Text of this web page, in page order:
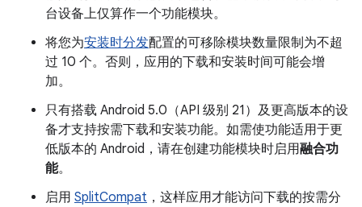
台设备上仅算作一个功能模块。
将您为安装时分发配置的可移除模块数量限制为不超
过 10 个。否则，应用的下载和安装时间可能会增
加。
只有搭载 Android 5.0（API 级别 21）及更高版本的设
备才支持按需下载和安装功能。如需使功能适用于更
低版本的 Android，请在创建功能模块时启用融合功
能。
启用 SplitCompat ，这样应用才能访问下载的按需分